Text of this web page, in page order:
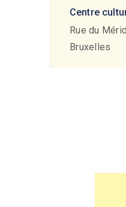
Centre
Rue du
Bruxelles